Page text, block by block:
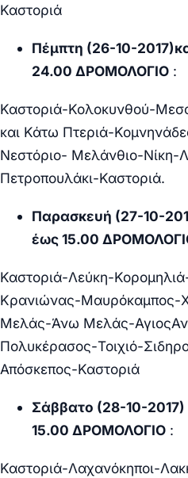
Καστοριά
Πέμπτη (26-10-
24.00 ΔΡΟΜΟΛΟΓΙΟ :
Καστοριά-Κολοκυνθού-
και Κάτω Πτεριά-
Νεστόριο- Μελάνθιο-
Πετροπουλάκι-Καστοριά.
Παρασκευή (27-10-
έως 15.00
Καστοριά-Λεύκη-
Κρανιώνας-
Μελάς-Άνω Μελάς-
Πολυκέρασος-Τοιχιό-
Απόσκεπος-Καστοριά
Σάββατο (28-10-
15.00 ΔΡΟΜΟΛΟΓΙΟ :
Καστοριά-Λαχανόκηποι-